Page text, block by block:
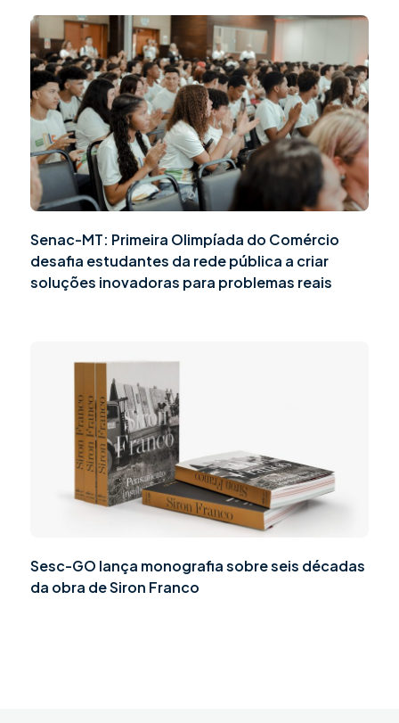
Senac-MT: Primeira Olimpíada do Comércio
desafia estudantes da rede pública a criar
soluções inovadoras para problemas reais
Sesc-GO lança monografia sobre seis décadas
da obra de Siron Franco